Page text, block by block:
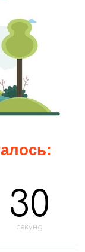
28
секунд